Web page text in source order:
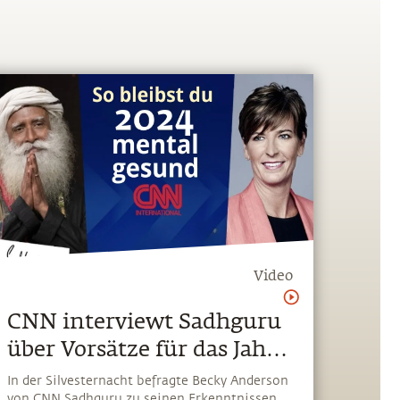
Video
CNN interviewt Sadhguru
über Vorsätze für das Jahr
2024
In der Silvesternacht befragte Becky Anderson